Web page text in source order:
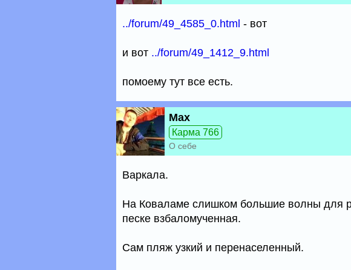
../forum/49_4585_0.html - вот
и вот ../forum/49_1412_9.html
помоему тут все есть.
Max
Карма 766
О себе
Варкала.
На Коваламе слишком большие волны для
песке взбаломученная.
Сам пляж узкий и перенаселенный.